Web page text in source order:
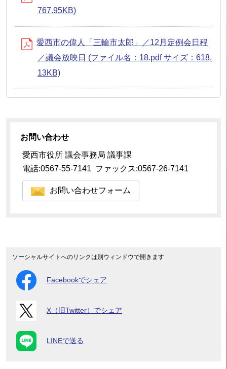
767.95KB)
愛西市の偉人「三輪市太郎」／12月定例会日程
／議会放映日 (ファイル名：18.pdf サイズ：618.
13KB)
お問い合わせ
愛西市役所 議会事務局 議事課
電話:0567-55-7141 ファックス:0567-26-7141
お問い合わせフォーム
ソーシャルサイトへのリンクは別ウィンドウで開きます
Facebookでシェア
X（旧Twitter）でシェア
LINEで送る